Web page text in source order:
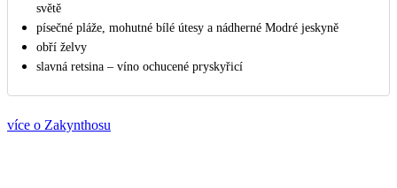
světě
písečné pláže, mohutné bílé útesy a nádherné Modré jeskyně
obří želvy
slavná retsina – víno ochucené pryskyřicí
více o Zakynthosu